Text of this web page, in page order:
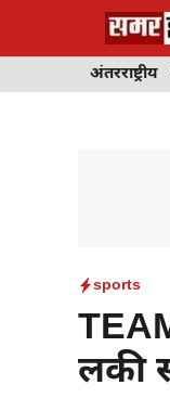
अंतरराष्ट्रीय
sports
लकी